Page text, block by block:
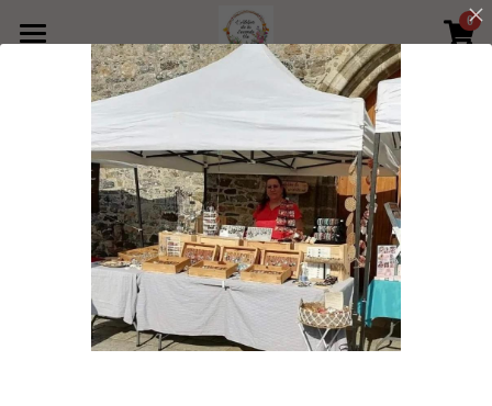
0
Accueil
Produits
Toutes les catégories
collier
Bague
vide poche
Boutique
Contact
Retrouvez moi en boutique
Rechercher
Précédent
×
LES CATÉGORIES DE LA BOUTIQUE